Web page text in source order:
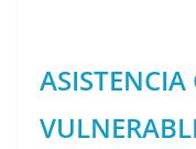
ASISTENCIA